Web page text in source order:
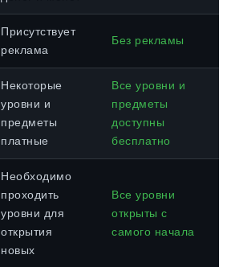
Присутствует
реклама
Без рекламы
Некоторые
уровни и
предметы
платные
Все уровни и
предметы
доступны
бесплатно
Необходимо
проходить
уровни для
открытия
новых
Все уровни
открыты с
самого начала